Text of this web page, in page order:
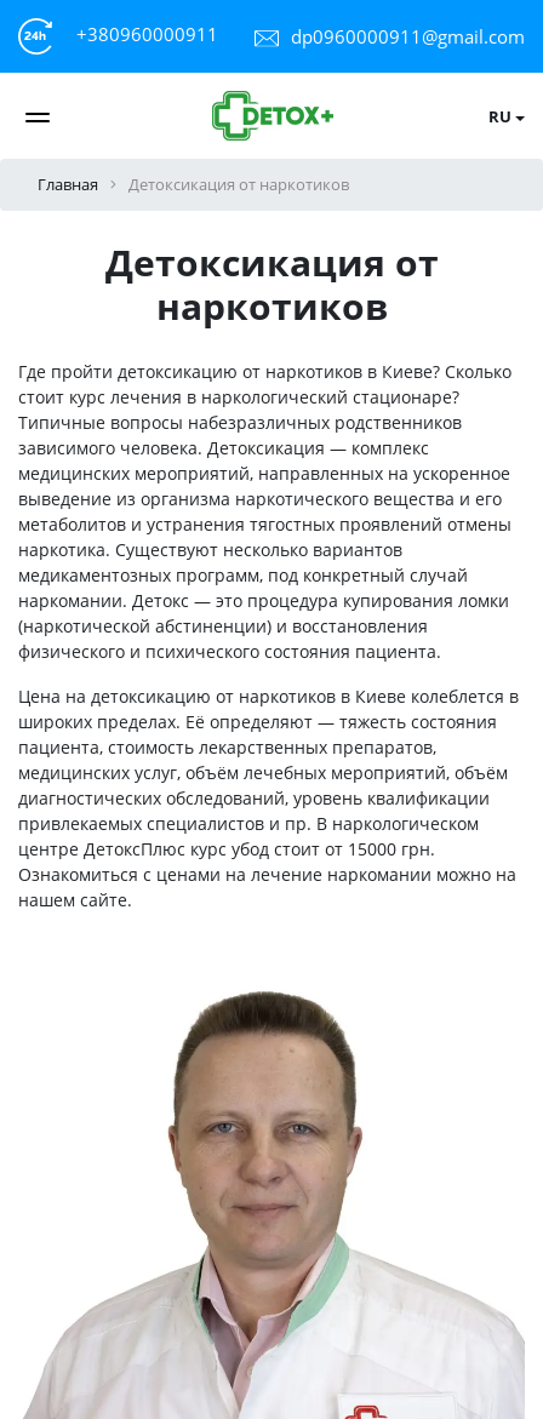
+380960000911 dp0960000911@gmail.com
RU
Главная Детоксикация от наркотиков
Детоксикация от
наркотиков
Где пройти детоксикацию от наркотиков в Киеве? Сколько
стоит курс лечения в наркологический стационаре?
Типичные вопросы набезразличных родственников
зависимого человека. Детоксикация — комплекс
медицинских мероприятий, направленных на ускоренное
выведение из организма наркотического вещества и его
метаболитов и устранения тягостных проявлений отмены
наркотика. Существуют несколько вариантов
медикаментозных программ, под конкретный случай
наркомании. Детокс — это процедура купирования ломки
(наркотической абстиненции) и восстановления
физического и психического состояния пациента.
Цена на детоксикацию от наркотиков в Киеве колеблется в
широких пределах. Её определяют — тяжесть состояния
пациента, стоимость лекарственных препаратов,
медицинских услуг, объём лечебных мероприятий, объём
диагностических обследований, уровень квалификации
привлекаемых специалистов и пр. В наркологическом
центре ДетоксПлюс курс убод стоит от 15000 грн.
Ознакомиться с ценами на лечение наркомании можно на
нашем сайте.